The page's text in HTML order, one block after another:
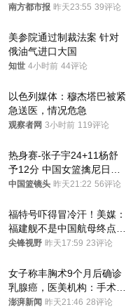
大！深圳官方：注意这件事
南方都市报 昨天23:55 39评论
美参院通过制裁法案 针对
俄油气进口大国
知世 4小时前 44评论
以色列媒体：穆杰塔巴被紧
急送医，情况危急
观察者网 3小时前 119评论
热身赛-张子宇24+11杨舒
予12分 中国女篮擒尼日利
亚
中国篮镜头 昨天21:22 56评论
福特号吓得冒冷汗！美媒：
福建舰不是中国航母终点，
而是新起点！
尖锋视野 昨天17:59 23评论
女子称丰胸术9个月后确诊
乳腺癌，医美机构：手术不
可能引发癌症，建议走司法
澎湃新闻 昨天21:46 28评论